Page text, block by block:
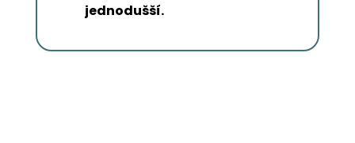
jednodušší.